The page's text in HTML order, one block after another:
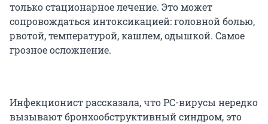
только стационарное лечение. Это может
сопровождаться интоксикацией: головной болью,
рвотой, температурой, кашлем, одышкой. Самое
грозное осложнение.
Инфекционист рассказала, что РС-вирусы нередко
вызывают бронхообструктивный синдром, это